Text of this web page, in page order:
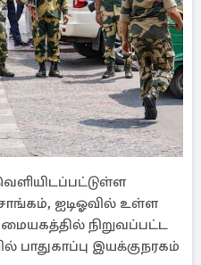
ஐடிஓவில் உள்ள
நிறுவப்பட்ட
பாதுகாப்பு இயக்குநரகம்